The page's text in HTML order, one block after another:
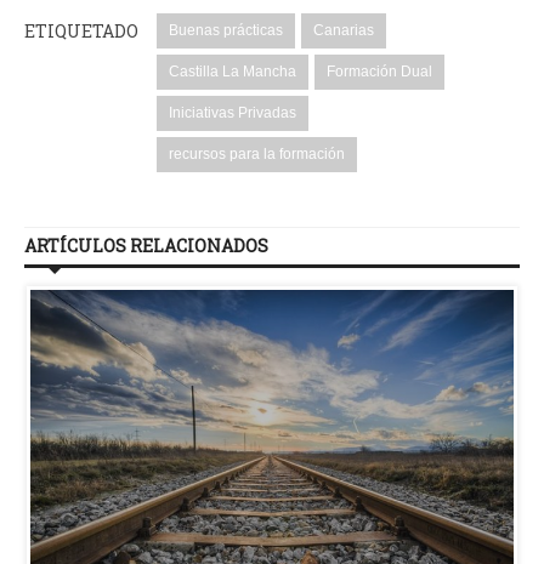
ETIQUETADO Buenas prácticas Canarias
Castilla La Mancha Formación Dual
Iniciativas Privadas
recursos para la formación
ARTÍCULOS RELACIONADOS